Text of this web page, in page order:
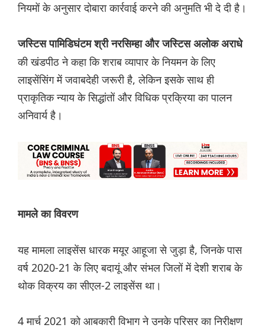
नियमों के अनुसार दोबारा कार्रवाई करने की अनुमति भी दे दी है।
जस्टिस पामिडिघंटम श्री नरसिम्हा और जस्टिस अलोक अराधे
की खंडपीठ ने कहा कि शराब व्यापार के नियमन के लिए
लाइसेंसिंग में जवाबदेही जरूरी है, लेकिन इसके साथ ही
प्राकृतिक न्याय के सिद्धांतों और विधिक प्रक्रिया का पालन
अनिवार्य है।
मामले का विवरण
यह मामला लाइसेंस धारक मयूर आहूजा से जुड़ा है, जिनके पास
वर्ष 2020-21 के लिए बदायूं और संभल जिलों में देशी शराब के
थोक विक्रय का सीएल-2 लाइसेंस था।
4 मार्च 2021 को आबकारी विभाग ने उनके परिसर का निरीक्षण